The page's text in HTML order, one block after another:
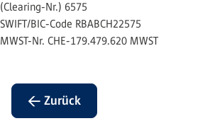
(Clearing-Nr.) 6575
SWIFT/BIC-Code RBABCH22575
MWST-Nr. CHE-179.479.620 MWST
← Zurück